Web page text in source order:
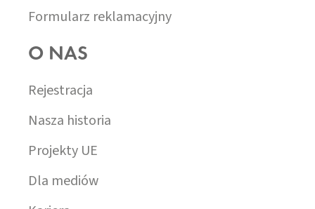
Formularz reklamacyjny
O NAS
Rejestracja
Nasza historia
Projekty UE
Dla mediów